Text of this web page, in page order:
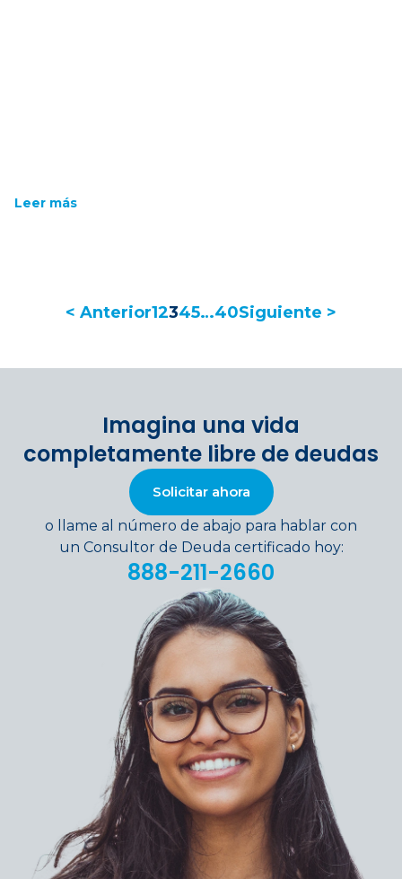
Leer más
< Anterior12345…40Siguiente >
Imagina una vida
completamente libre de deudas
Solicitar ahora
o llame al número de abajo para hablar con
un Consultor de Deuda certificado hoy:
888-211-2660